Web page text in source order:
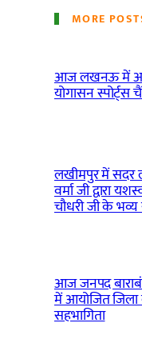
MORE
आज लखनऊ में
योगासन
लखीमपुर में सदर
वर्मा जी द्वारा
चौधरी जी के भव्य
आज जनपद
में आयोजित
सहभागिता